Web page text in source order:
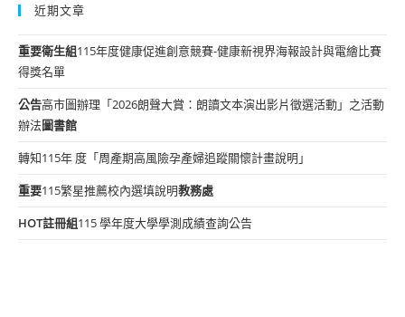
近期文章
重要衛生組115年度健康促進創意競賽-健康新視界海報設計與電繪比賽
得獎名單
公告高市圖辦理「2026朗聲大賞：朗讀文本演出影片徵選活動」之活動
辦法圖書館
轉知115年 度「周產期高風險孕產婦追蹤關懷計畫說明」
重要115繁星推薦校內選填說明教務處
HOT註冊組115 學年度大學學測成績查詢公告